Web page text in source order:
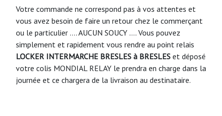
Votre commande ne correspond pas à vos attentes et
vous avez besoin de faire un retour chez le commerçant
ou le particulier …. AUCUN SOUCY …. Vous pouvez
simplement et rapidement vous rendre au point relais
LOCKER INTERMARCHE BRESLES à BRESLES et déposé
votre colis MONDIAL RELAY le prendra en charge dans la
journée et ce chargera de la livraison au destinataire.